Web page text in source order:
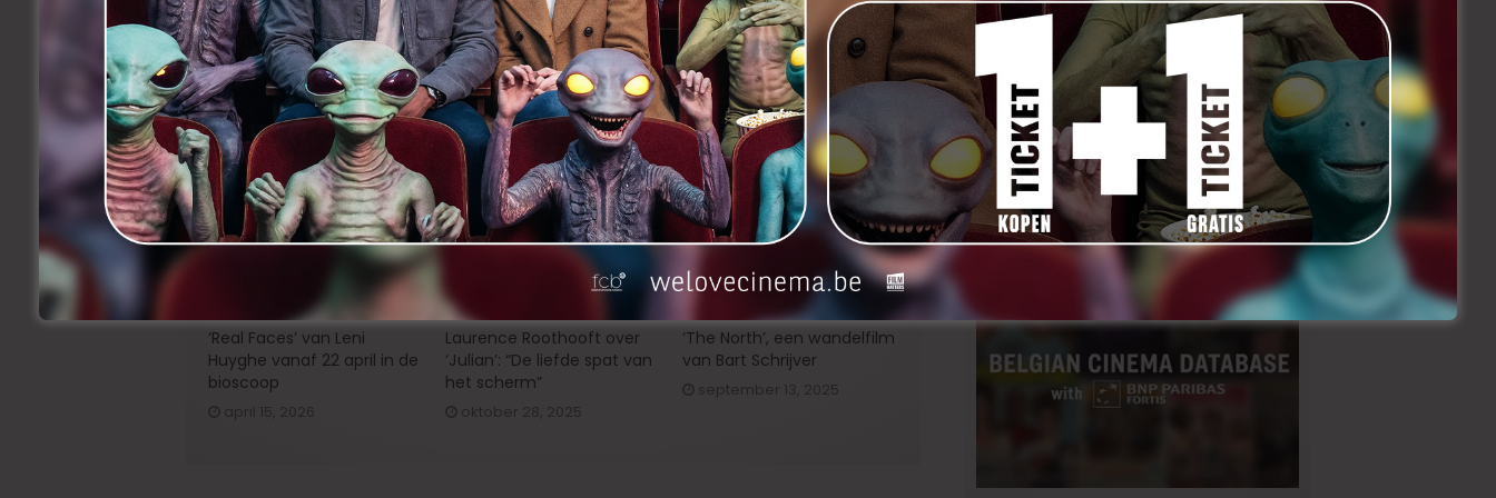
Share
Précedent
Charlotte De Bruyne verkoopt
‘Little Black Spiders’
Next
Charlotte De Bruyne over ‘Little
Black Spiders’
Related Articles
‘Real Faces’ van Leni
Huyghe vanaf 22 april in de
bioscoop
april 15, 2026
Laurence Roothooft over
‘Julian’: “De liefde spat van
het scherm”
oktober 28, 2025
‘The North’, een wandelfilm
van Bart Schrijver
september 13, 2025